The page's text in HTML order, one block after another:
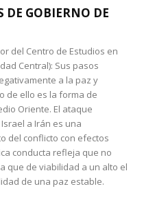
DE GOBIERNO DE
del Centro de Estudios en
Central): Sus pasos
a la paz y
de ello es la forma de
Oriente. El ataque
a Irán es una
del conflicto con efectos
conducta refleja que no
que de viabilidad a un alto el
de una paz estable.